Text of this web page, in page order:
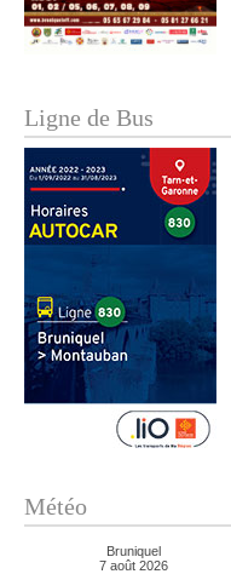
Ligne de Bus
Météo
Bruniquel
7 août 2026